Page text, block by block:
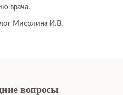
врача.
Мисолина И.В.
вопросы